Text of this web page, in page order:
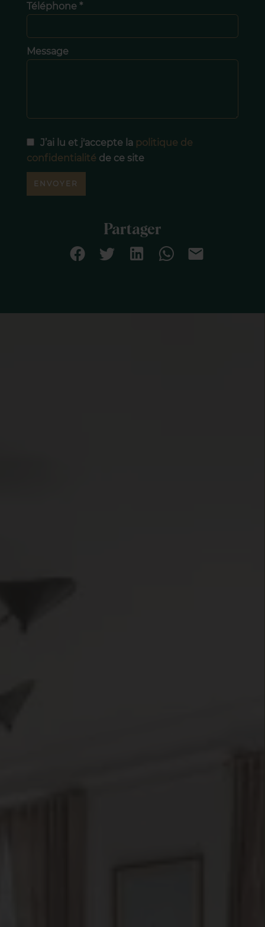
Téléphone *
Message
J’ai lu et j'accepte la politique de
confidentialité de ce site
ENVOYER
Partager